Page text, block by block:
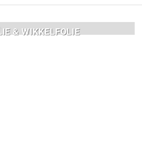
& WIKKELFOLIE